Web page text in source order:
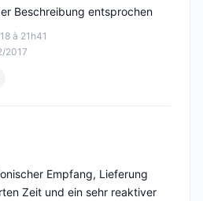
à 21h41
2017
Beschreibung entsprochen
Empfang, Lieferung
Zeit und ein sehr reaktiver